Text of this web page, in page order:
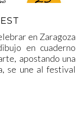
en Zaragoza
en cuaderno
apostando una
se une al festival